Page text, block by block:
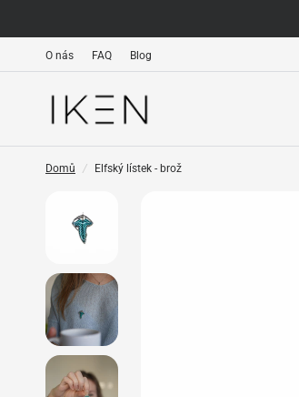
O nás FAQ Blog
Domů / Elfský lístek - brož